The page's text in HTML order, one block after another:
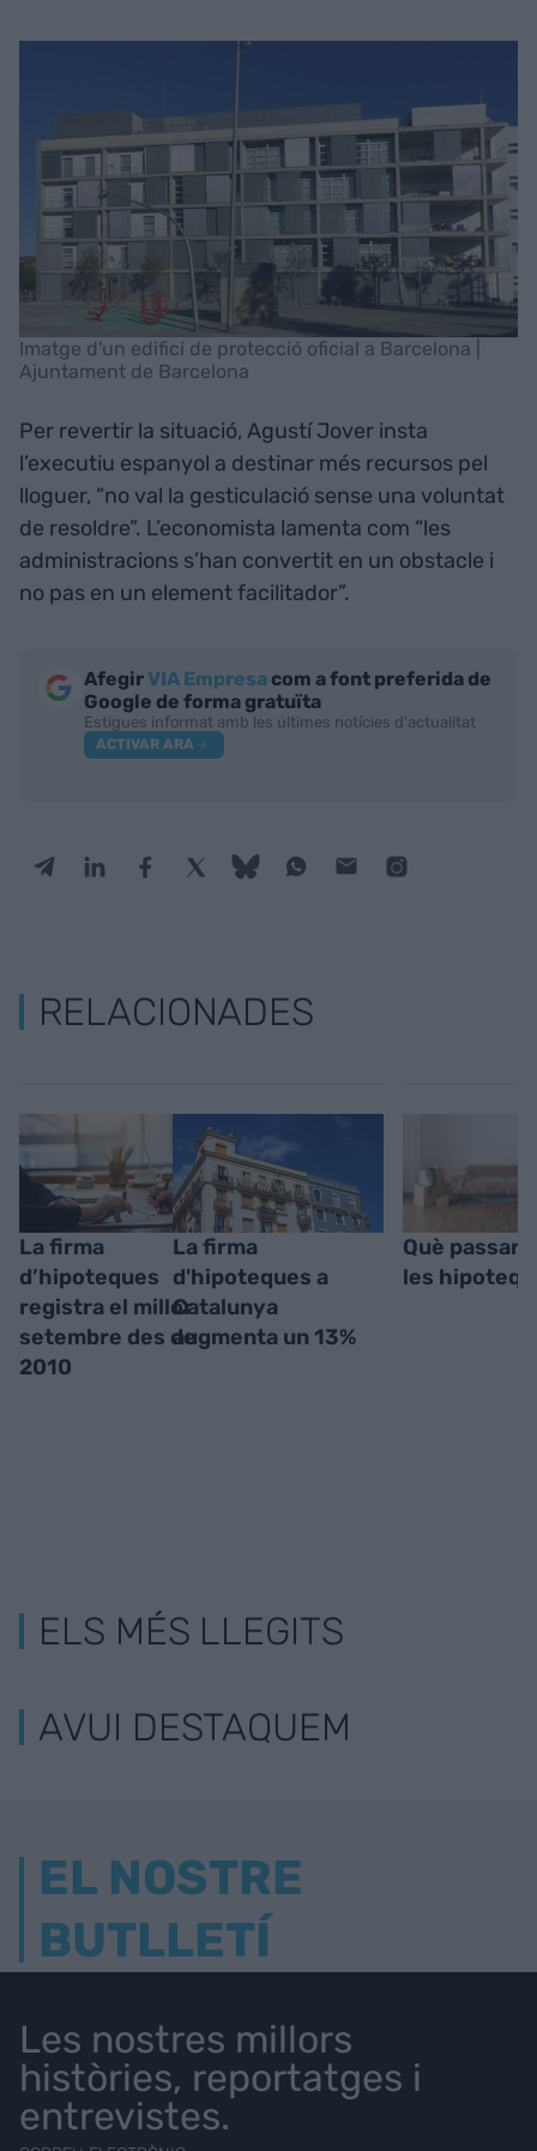
Imatge d'un edifici de protecció oficial a Barcelona |
Ajuntament de Barcelona
Per revertir la situació, Agustí Jover insta
l’executiu espanyol a destinar més recursos pel
lloguer, “no val la gesticulació sense una voluntat
de resoldre”. L’economista lamenta com “les
administracions s’han convertit en un obstacle i
no pas en un element facilitador”.
AfegirVIA Empresa com a font preferida de
Google de forma gratuïta
Estigues informat amb les últimes notícies d'actualitat
ACTIVAR ARA
RELACIONADES
La firma
d’hipoteques
registra el millor
setembre des de
2010
La firma
d'hipoteques a
Catalunya
augmenta un 13%
Què
les
ELS MÉS LLEGITS
AVUI DESTAQUEM
EL NOSTRE
BUTLLETÍ
Les nostres millors
històries, reportatges i
entrevistes.